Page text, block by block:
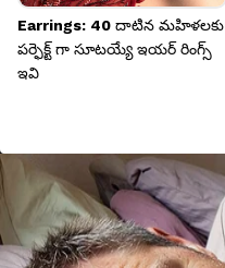
Earrings: 40 దాటిన మహిళలకు
పర్ఫెక్ట్ గా సూటయ్యే ఇయర్ రింగ్స్
ఇవి